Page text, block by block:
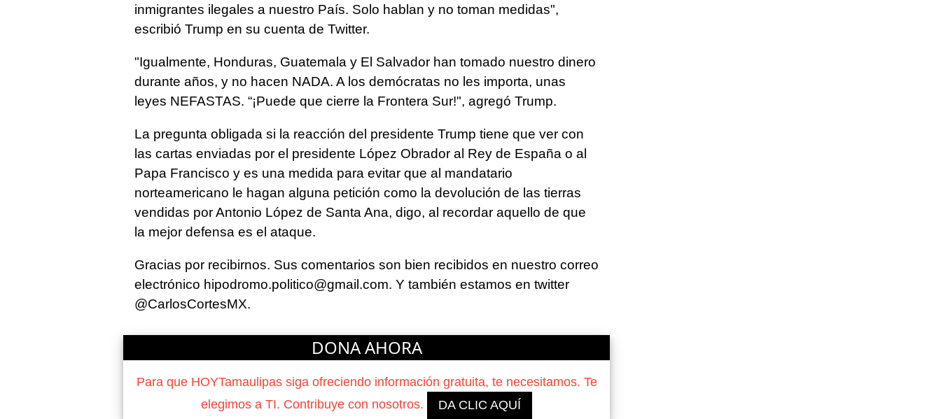
inmigrantes ilegales a nuestro País. Solo hablan y no toman medidas",
escribió Trump en su cuenta de Twitter.
"Igualmente, Honduras, Guatemala y El Salvador han tomado nuestro dinero
durante años, y no hacen NADA. A los demócratas no les importa, unas
leyes NEFASTAS. “¡Puede que cierre la Frontera Sur!", agregó Trump.
La pregunta obligada si la reacción del presidente Trump tiene que ver con
las cartas enviadas por el presidente López Obrador al Rey de España o al
Papa Francisco y es una medida para evitar que al mandatario
norteamericano le hagan alguna petición como la devolución de las tierras
vendidas por Antonio López de Santa Ana, digo, al recordar aquello de que
la mejor defensa es el ataque.
Gracias por recibirnos. Sus comentarios son bien recibidos en nuestro correo
electrónico hipodromo.politico@gmail.com. Y también estamos en twitter
@CarlosCortesMX.
DONA AHORA
Para que HOYTamaulipas siga ofreciendo información gratuita, te necesitamos. Te
elegimos a TI. Contribuye con nosotros.
DA CLIC AQUÍ